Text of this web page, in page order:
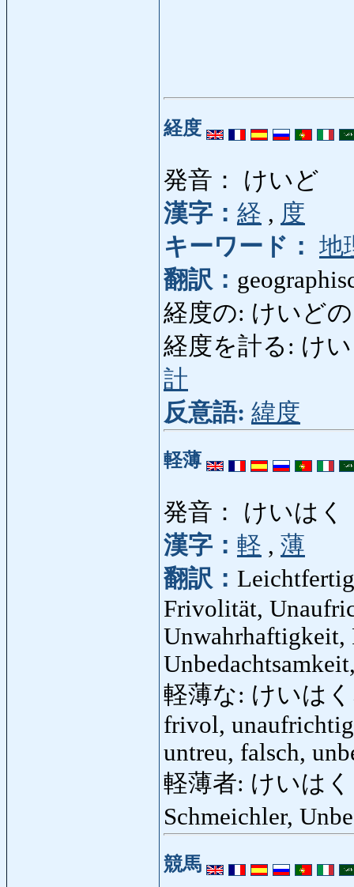
経度
発音： けいど
漢字： 経 , 度
キーワード： 地
翻訳：
経度の: けいど
経度を計る: けい
計
反意語: 緯度
軽薄
発音： けいはく
漢字： 軽 , 薄
翻訳：
Frivolität,
Unwahrhaftigkeit,
軽薄な: けいは
frivol,
untreu, falsch,
軽薄者: けいはく
Schmeichler,
競馬